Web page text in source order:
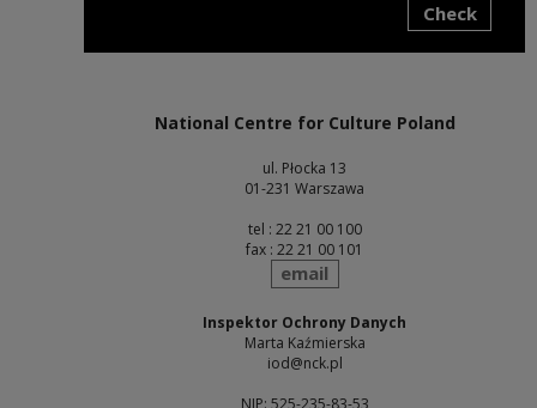
Check
National Centre for Culture Poland
ul. Płocka 13
01-231 Warszawa
tel : 22 21 00 100
fax : 22 21 00 101
send
email
Inspektor Ochrony Danych
Marta Kaźmierska
iod@nck.pl